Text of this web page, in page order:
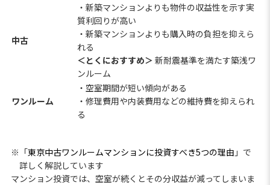
中古
・新築マンションよりも物件の収益性を示す実
質利回りが高い
・新築マンションよりも購入時の負担を抑えら
れる
＜とくにおすすめ＞ 新耐震基準を満たす築浅ワ
ンルーム
ワンルーム
・空室期間が短い傾向がある
・修理費用や内装費用などの維持費を抑えられ
る
※「東京中古ワンルームマンションに投資すべき5つの理由 」で
詳しく解説しています
マンション投資では、空室が続くとその分収益が減ってしまいま